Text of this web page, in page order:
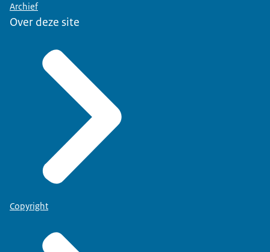
Archief
Over deze site
Copyright